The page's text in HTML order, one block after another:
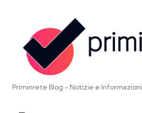
Priminrete Blog - Notizie e Informazioni